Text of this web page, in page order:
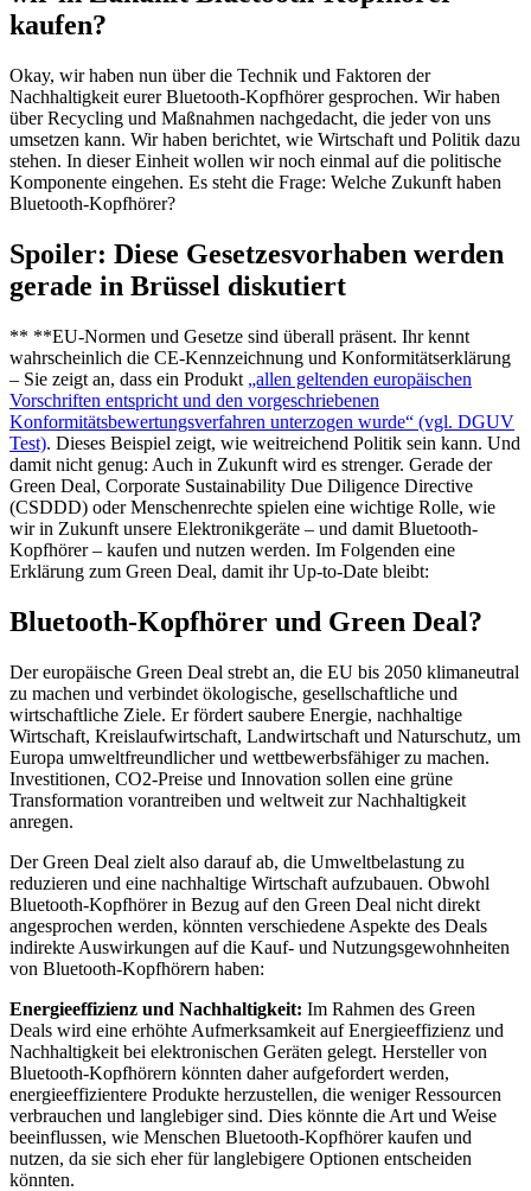
kaufen?
Okay, wir haben nun über die Technik und Faktoren der
Nachhaltigkeit eurer Bluetooth-Kopfhörer gesprochen. Wir haben
über Recycling und Maßnahmen nachgedacht, die jeder von uns
umsetzen kann. Wir haben berichtet, wie Wirtschaft und Politik dazu
stehen. In dieser Einheit wollen wir noch einmal auf die politische
Komponente eingehen. Es steht die Frage: Welche Zukunft haben
Bluetooth-Kopfhörer?
Spoiler: Diese Gesetzesvorhaben werden
gerade in Brüssel diskutiert
** **EU-Normen und Gesetze sind überall präsent. Ihr kennt
wahrscheinlich die CE-Kennzeichnung und Konformitätserklärung
– Sie zeigt an, dass ein Produkt „allen geltenden europäischen
Vorschriften entspricht und den vorgeschriebenen
Konformitätsbewertungsverfahren unterzogen wurde“ (vgl. DGUV
Test). Dieses Beispiel zeigt, wie weitreichend Politik sein kann. Und
damit nicht genug: Auch in Zukunft wird es strenger. Gerade der
Green Deal, Corporate Sustainability Due Diligence Directive
(CSDDD) oder Menschenrechte spielen eine wichtige Rolle, wie
wir in Zukunft unsere Elektronikgeräte – und damit Bluetooth-
Kopfhörer – kaufen und nutzen werden. Im Folgenden eine
Erklärung zum Green Deal, damit ihr Up-to-Date bleibt:
Bluetooth-Kopfhörer und Green Deal?
Der europäische Green Deal strebt an, die EU bis 2050 klimaneutral
zu machen und verbindet ökologische, gesellschaftliche und
wirtschaftliche Ziele. Er fördert saubere Energie, nachhaltige
Wirtschaft, Kreislaufwirtschaft, Landwirtschaft und Naturschutz, um
Europa umweltfreundlicher und wettbewerbsfähiger zu machen.
Investitionen, CO2-Preise und Innovation sollen eine grüne
Transformation vorantreiben und weltweit zur Nachhaltigkeit
anregen.
Der Green Deal zielt also darauf ab, die Umweltbelastung zu
reduzieren und eine nachhaltige Wirtschaft aufzubauen. Obwohl
Bluetooth-Kopfhörer in Bezug auf den Green Deal nicht direkt
angesprochen werden, könnten verschiedene Aspekte des Deals
indirekte Auswirkungen auf die Kauf- und Nutzungsgewohnheiten
von Bluetooth-Kopfhörern haben:
Energieeffizienz und Nachhaltigkeit: Im Rahmen des Green
Deals wird eine erhöhte Aufmerksamkeit auf Energieeffizienz und
Nachhaltigkeit bei elektronischen Geräten gelegt. Hersteller von
Bluetooth-Kopfhörern könnten daher aufgefordert werden,
energieeffizientere Produkte herzustellen, die weniger Ressourcen
verbrauchen und langlebiger sind. Dies könnte die Art und Weise
beeinflussen, wie Menschen Bluetooth-Kopfhörer kaufen und
nutzen, da sie sich eher für langlebigere Optionen entscheiden
könnten.